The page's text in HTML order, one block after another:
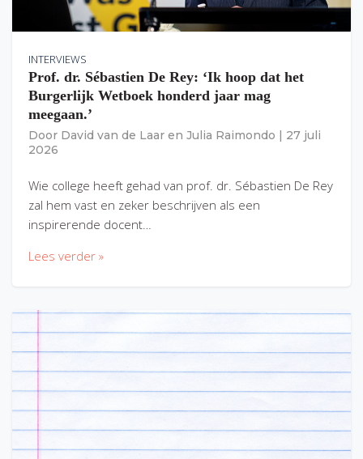
INTERVIEWS
Prof. dr. Sébastien De Rey: ‘Ik hoop dat het
Burgerlijk Wetboek honderd jaar mag
meegaan.’
Door David van de Laar en Julia Raimondo
27 juli
2026
Wie college heeft gehad van prof. dr. Sébastien De Rey
zal hem vast en zeker beschrijven als een
inspirerende docent…
Lees verder »